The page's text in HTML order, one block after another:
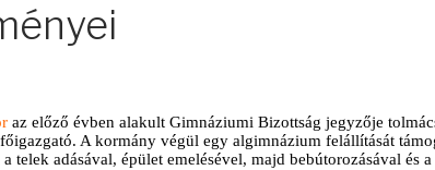
az előző évben alakult Gimnáziumi Bizottság jegyzője
A kormány végül egy algimnázium felállítását
adásával, épület emelésével, majd bebútorozásával és